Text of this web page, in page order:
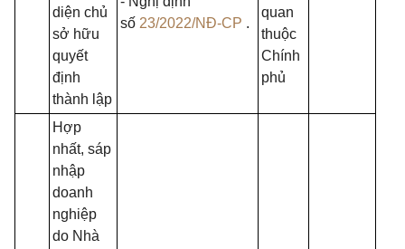
diện chủ
sở hữu
quyết
định
thành lập
số 23/2022/NĐ-CP .
quan
thuộc
Chính
phủ
Hợp
nhất, sáp
nhập
doanh
nghiệp
do Nhà